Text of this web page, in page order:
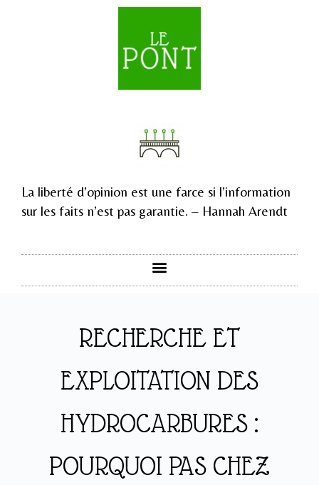
La liberté d’opinion est une farce si l’information
sur les faits n’est pas garantie. – Hannah Arendt
RECHERCHE ET
EXPLOITATION DES
HYDROCARBURES :
POURQUOI PAS CHEZ